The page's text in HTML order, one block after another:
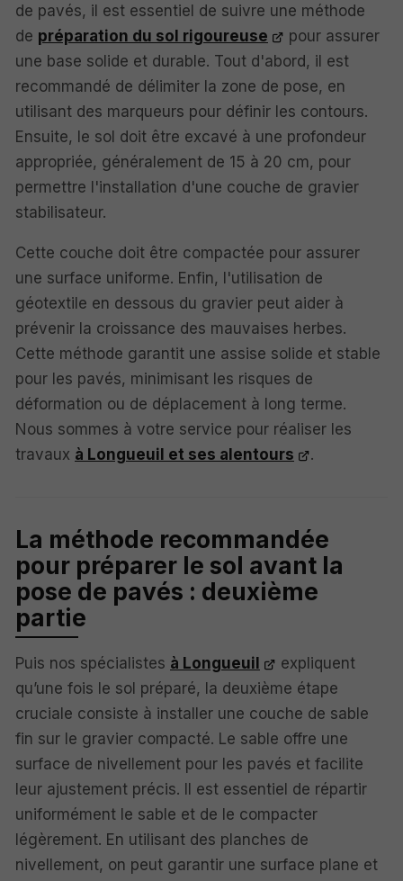
de pavés, il est essentiel de suivre une méthode
de préparation du sol rigoureuse
pour assurer
une base solide et durable. Tout d'abord, il est
recommandé de délimiter la zone de pose, en
utilisant des marqueurs pour définir les contours.
Ensuite, le sol doit être excavé à une profondeur
appropriée, généralement de 15 à 20 cm, pour
permettre l'installation d'une couche de gravier
stabilisateur.
Cette couche doit être compactée pour assurer
une surface uniforme. Enfin, l'utilisation de
géotextile en dessous du gravier peut aider à
prévenir la croissance des mauvaises herbes.
Cette méthode garantit une assise solide et stable
pour les pavés, minimisant les risques de
déformation ou de déplacement à long terme.
Nous sommes à votre service pour réaliser les
travaux à Longueuil et ses alentours .
La méthode recommandée
pour préparer le sol avant la
pose de pavés : deuxième
partie
Puis nos spécialistes à Longueuil
expliquent
qu’une fois le sol préparé, la deuxième étape
cruciale consiste à installer une couche de sable
fin sur le gravier compacté. Le sable offre une
surface de nivellement pour les pavés et facilite
leur ajustement précis. Il est essentiel de répartir
uniformément le sable et de le compacter
légèrement. En utilisant des planches de
nivellement, on peut garantir une surface plane et